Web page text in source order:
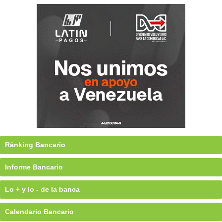
Ránking Bancario
Informe Bancario
Lo + y lo - de la banca
Calendario Bancario